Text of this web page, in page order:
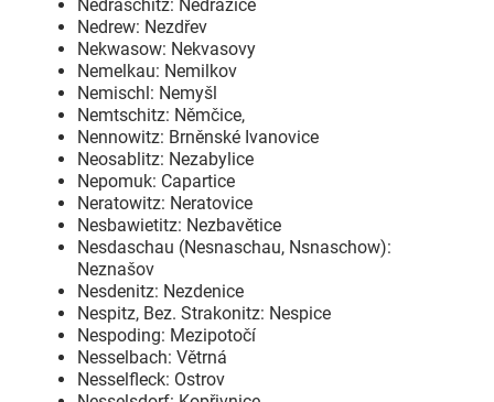
Nedraschitz: Nedražice
Nedrew: Nezdřev
Nekwasow: Nekvasovy
Nemelkau: Nemilkov
Nemischl: Nemyšl
Nemtschitz: Němčice,
Nennowitz: Brněnské Ivanovice
Neosablitz: Nezabylice
Nepomuk: Capartice
Neratowitz: Neratovice
Nesbawietitz: Nezbavětice
Nesdaschau (Nesnaschau, Nsnaschow):
Neznašov
Nesdenitz: Nezdenice
Nespitz, Bez. Strakonitz: Nespice
Nespoding: Mezipotočí
Nesselbach: Větrná
Nesselfleck: Ostrov